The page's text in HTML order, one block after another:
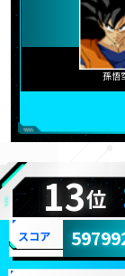
孫悟
13位
スコア